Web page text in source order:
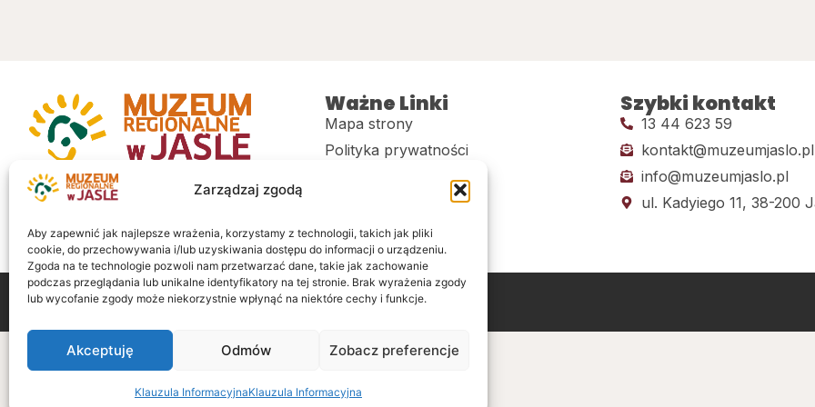
Zarządzaj zgodą
Aby zapewnić jak najlepsze wrażenia, korzystamy z technologii, takich jak pliki
cookie, do przechowywania i/lub uzyskiwania dostępu do informacji o urządzeniu.
Zgoda na te technologie pozwoli nam przetwarzać dane, takie jak zachowanie
podczas przeglądania lub unikalne identyfikatory na tej stronie. Brak wyrażenia zgody
lub wycofanie zgody może niekorzystnie wpłynąć na niektóre cechy i funkcje.
Akceptuję Odmów Zobacz preferencje
Klauzula InformacyjnaKlauzula Informacyjna
Muzeum regionalne w Jaśle im. dr.
Stanisława Kadyiego
Ważne Linki
Mapa strony
Polityka prywatności
Deklaracja dostępności
Sklep
Szybki kontakt
13 44 623 59
kontakt@muzeumjaslo.pl
info@muzeumjaslo.pl
ul. Kadyiego 11, 38-200
Wszelkie prawa zastrzeżoneRealizacja: LiderOnline